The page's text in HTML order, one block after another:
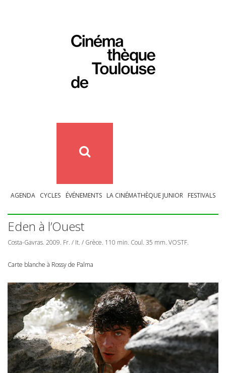
AGENDA CYCLES ÉVÉNEMENTS LA CINÉMATHÈQUE JUNIOR FESTIVALS
Eden à l’Ouest
Costa-Gavras. 2009. Fr. / It. / Grèce. 110 min. Coul. 35 mm. VOSTF.
Carte blanche à Rossy de Palma